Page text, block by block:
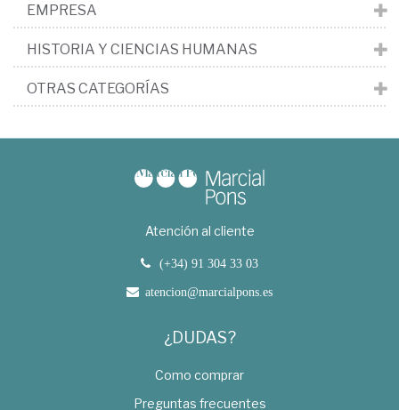
EMPRESA
HISTORIA Y CIENCIAS HUMANAS
OTRAS CATEGORÍAS
Atención al cliente
(+34) 91 304 33 03
atencion@marcialpons.es
¿DUDAS?
Como comprar
Preguntas frecuentes